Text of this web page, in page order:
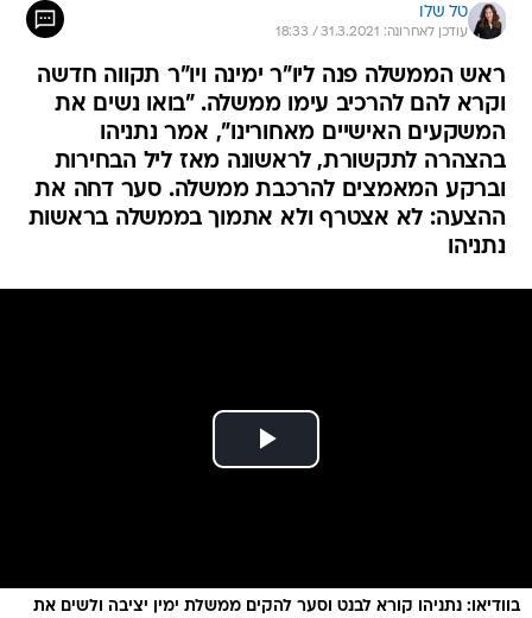
טל שלו
עודכן לאחרונה: 31.3.2021 / 18:33
ראש הממשלה פנה ליו"ר ימינה ויו"ר תקווה חדשה
וקרא להם להרכיב עימו ממשלה. "בואו נשים את
המשקעים האישיים מאחורינו", אמר נתניהו
בהצהרה לתקשורת, לראשונה מאז ליל הבחירות
וברקע המאמצים להרכבת ממשלה. סער דחה את
ההצעה: לא אצטרף ולא אתמוך בממשלה בראשות
נתניהו
בוודיאו: נתניהו קורא לבנט וסער להקים ממשלת ימין יציבה ולשים את